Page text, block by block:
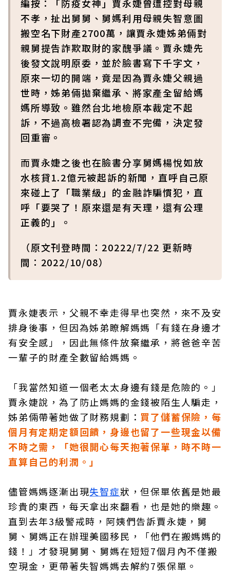
編按：「防疫女神」賈永婕曾遭控對母親
不孝，扯出舅舅、舅媽利用母親失智意圖
搬空名下財產2700萬，讓賈永婕姊弟倆對
親舅提告詐欺取財的家醜爭議。賈永婕先
後發文說明原委，並於臉書寫下千字文，
原來一切的開端，竟是因為賈永婕父親過
世時，姊弟倆拋棄繼承、將家產全留給媽
媽所導致。雖然台北地檢原本裁定不起
訴，不過高檢署認為調查不完備，決定發
回重審。
而賈永婕之後也在臉書分享舅媽楊悅如放
水核貸1.2億元被起訴的新聞，直呼自己原
來碰上了「職業級」的金融詐騙慣犯，直
呼「要哭了！原來還是有天理，還有公理
正義的」。
（原文刊登時間：20222/7/22 更新時
間：2022/10/08）
賈永婕表示，父親不幸走得早也突然，來不及安
排身後事，但因為姊弟瞭解媽媽「有錢在身邊才
有安全感」，因此無條件放棄繼承，將爸爸辛苦
一輩子的財產全數留給媽媽。
「我當然知道一個老太太身邊有錢是危險的。」
賈永婕說，為了防止媽媽的金錢被陌生人騙走，
姊弟倆帶著她做了財務規劃： 買了儲蓄保險，每
個月有定期定額回饋，身邊也留了一些現金以備
不時之需，「她很開心每天抱著保單，時不時一
直算自己的利潤。」
儘管媽媽逐漸出現失智症狀，但保單依舊是她最
珍貴的東西，每天拿出來翻看，也是她的樂趣。
直到去年3級警戒時，阿姨們告訴賈永婕，舅
舅、舅媽正在辦理美國移民，「他們在搬媽媽的
錢！」才發現舅舅、舅媽在短短7個月內不僅搬
空現金，更帶著失智媽媽去解約7張保單。